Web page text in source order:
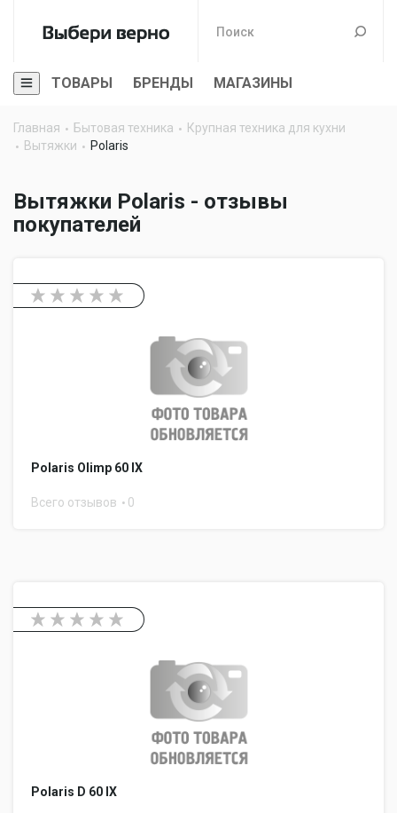
ТОВАРЫ БРЕНДЫ МАГАЗИНЫ
Главная Бытовая техника
Крупная техника для кухни
Вытяжки
Polaris
Вытяжки Polaris - отзывы
покупателей
Polaris Olimp 60 IX
Всего отзывов 0
Polaris D 60 IX